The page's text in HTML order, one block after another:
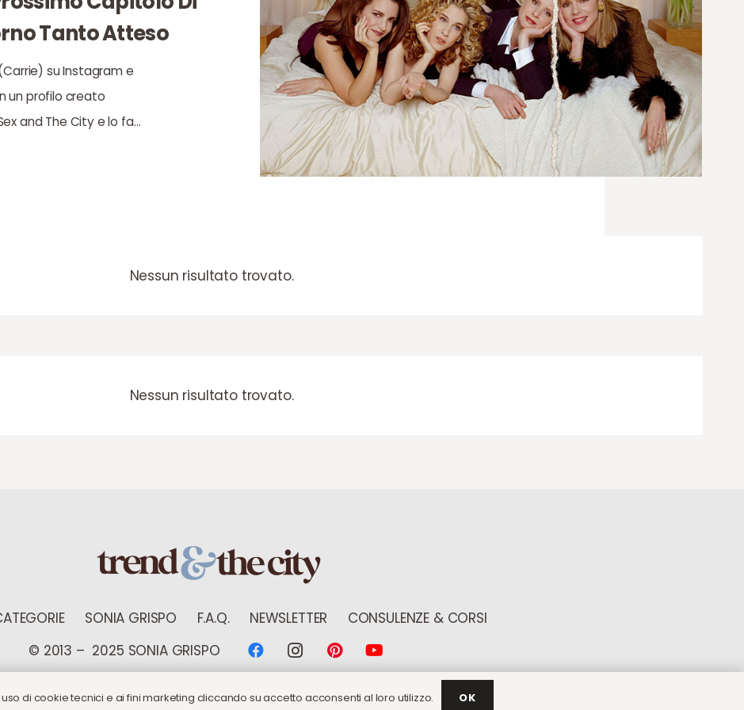
Tanto Atteso
su Instagram e
un profilo creato
and The City e lo fa…
Nessun risultato trovato.
Nessun risultato trovato.
SONIA GRISPO F.A.Q. NEWSLETTER
CONSULENZE & CORSI
© 2013 – 2025 SONIA GRISPO
di cookie tecnici e ai fini marketing cliccando su accetto acconsenti al loro utilizzo. OK